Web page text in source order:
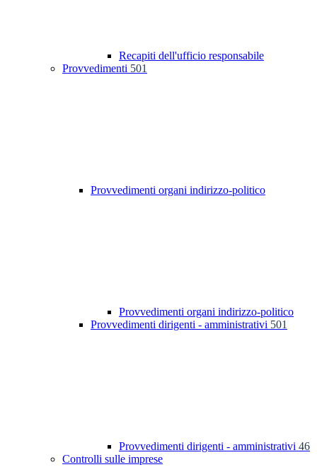
Recapiti dell'ufficio responsabile
Provvedimenti 501
Provvedimenti organi indirizzo-politico
Provvedimenti organi indirizzo-politico
Provvedimenti dirigenti - amministrativi 501
Provvedimenti dirigenti - amministrativi 46
Controlli sulle imprese